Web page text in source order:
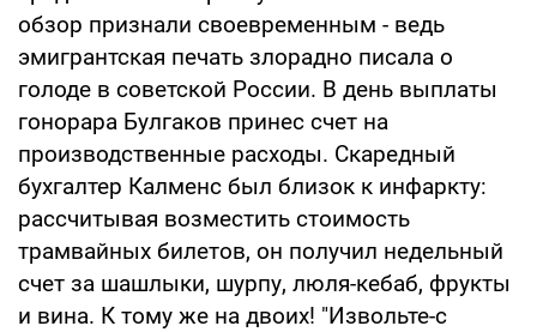
обзор признали своевременным - ведь
эмигрантская печать злорадно писала о
голоде в советской России. В день выплаты
гонорара Булгаков принес счет на
производственные расходы. Скаредный
бухгалтер Калменс был близок к инфаркту:
рассчитывая возместить стоимость
трамвайных билетов, он получил недельный
счет за шашлыки, шурпу, люля-кебаб, фрукты
и вина. К тому же на двоих! "Извольте-с